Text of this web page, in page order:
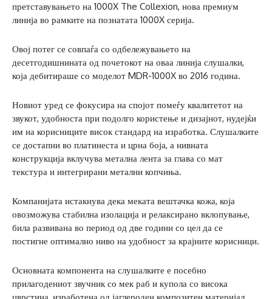
претставувањето на 1000X The Collexion, нова премиум
линија во рамките на познатата 1000X серија.
Овој потег се совпаѓа со одбележувањето на
десетгодишнината од почетокот на оваа линија слушалки,
која дебитираше со моделот MDR-1000X во 2016 година.
Новиот уред се фокусира на спојот помеѓу квалитетот на
звукот, удобноста при подолго користење и дизајнот, нудејќи
им на корисниците висок стандард на изработка. Слушалките
се достапни во платинеста и црна боја, а нивната
конструкција вклучува метална лента за глава со мат
текстура и интегрирани метални копчиња.
Компанијата истакнува дека меката вештачка кожа, која
овозможува стабилна изолација и релаксирано вклопување,
била развивана во период од две години со цел да се
постигне оптимално ниво на удобност за крајните корисници.
Основната компонента на слушалките е посебно
прилагодениот звучник со мек раб и купола со висока